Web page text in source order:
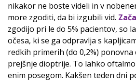
nikakor ne boste videli in v
more zgoditi, da bi izgubili vid.
zgodijo pri le do 5% pacientov, so
očesa, ki se ga odpravlja s
redkih primerih (do 0,2%) ponovna
prejšnje dioptrije. To lahko
enim posegom. Kakšen teden dni